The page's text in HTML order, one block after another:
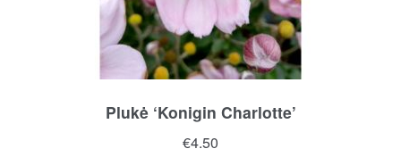
Plukė ‘Konigin Charlotte’
€4.50